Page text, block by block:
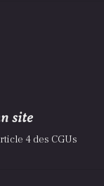
site
4 des CGUs